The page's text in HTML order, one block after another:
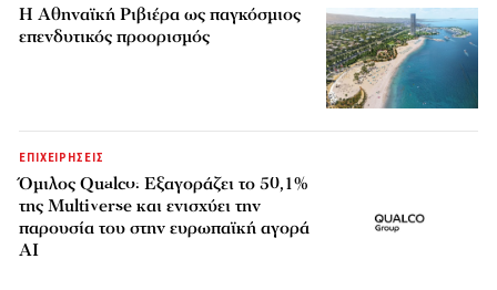
Η Αθηναϊκή Ριβιέρα ως παγκόσμιος
επενδυτικός προορισμός
ΕΠΙΧΕΙΡΗΣΕΙΣ
Όμιλος Qualco: Εξαγοράζει το 50,1%
της Multiverse και ενισχύει την
παρουσία του στην ευρωπαϊκή αγορά
AI